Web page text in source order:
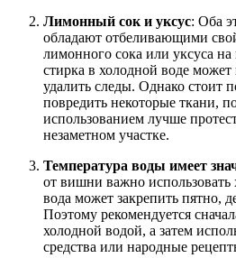
Лимонный сок и уксус: Оба
обладают отбеливающими
лимонного сока или уксуса
стирка в холодной воде
удалить следы. Однако стоит
повредить некоторые ткани,
использованием лучше
незаметном участке.
Температура воды имеет
от вишни важно использовать
вода может закрепить пятно,
Поэтому рекомендуется
холодной водой, а затем
средства или народные